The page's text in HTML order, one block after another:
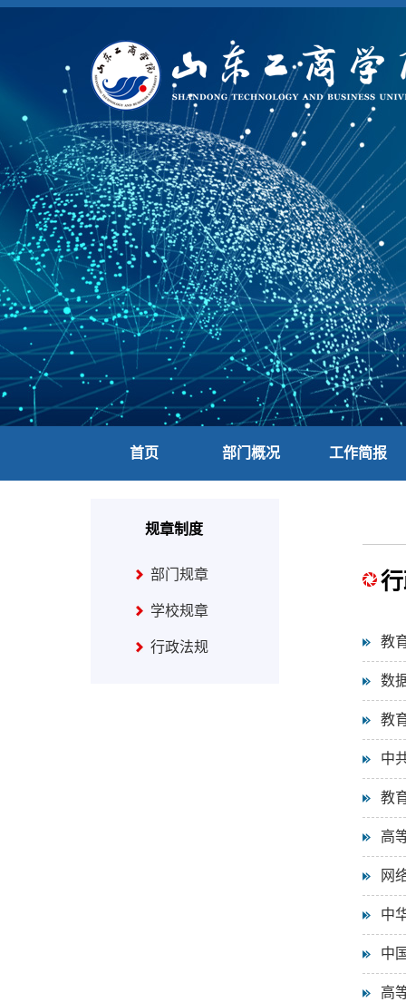
首页 部门概况 工作简报
规章制度
部门规章
学校规章
行政法规 教
数
教
中
教
高
网
中
中
高